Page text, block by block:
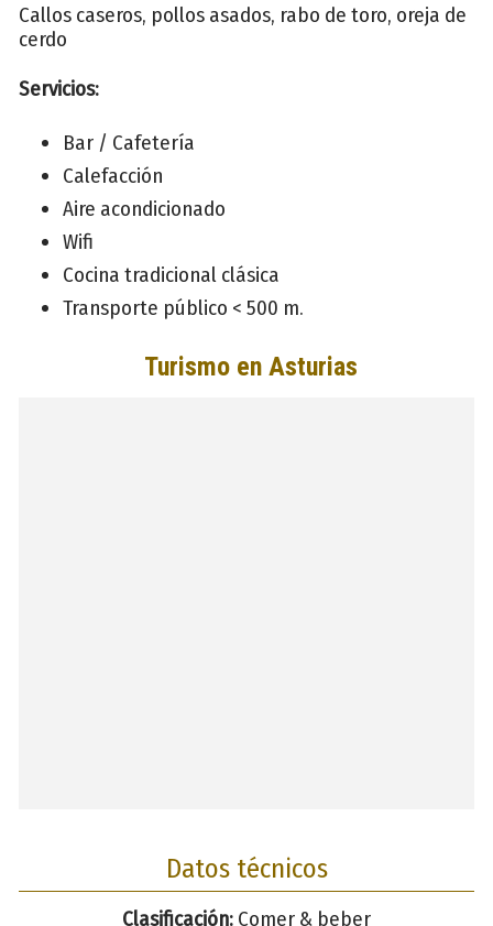
Callos caseros, pollos asados, rabo de toro, oreja de
cerdo
Servicios:
Bar / Cafetería
Calefacción
Aire acondicionado
Wifi
Cocina tradicional clásica
Transporte público < 500 m.
Datos técnicos
Clasificación: Comer & beber